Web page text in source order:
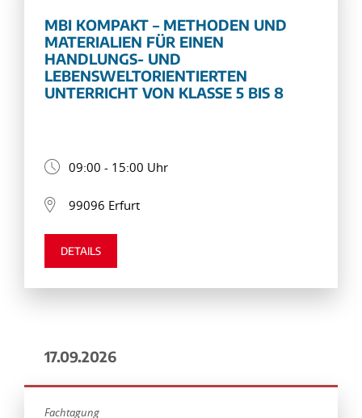
MBI KOMPAKT – METHODEN UND
MATERIALIEN FÜR EINEN
HANDLUNGS- UND
LEBENSWELTORIENTIERTEN
UNTERRICHT VON KLASSE 5 BIS 8
09:00 - 15:00 Uhr
99096 Erfurt
DETAILS
17.09.2026
Fachtagung